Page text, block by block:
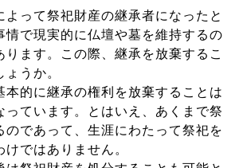
よって祭祀財産の継承者になったと
情で現実的に仏壇や墓を維持するの
ります。この際、継承を放棄するこ
うか。
本的に継承の権利を放棄することは
っています。とはいえ、あくまで祭
のであって、生涯にわたって祭祀を
ではありません。